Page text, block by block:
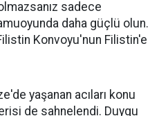
sadece
daha güçlü olun.
Konvoyu'nun Filistin'e
yaşanan acıları konu
de sahnelendi. Duygu